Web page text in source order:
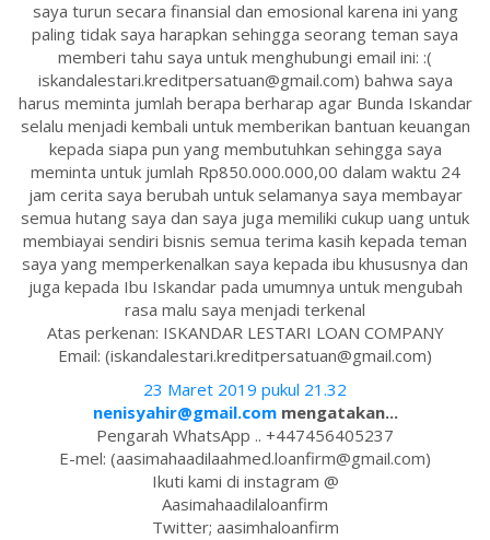
saya turun secara finansial dan emosional karena ini yang
paling tidak saya harapkan sehingga seorang teman saya
memberi tahu saya untuk menghubungi email ini: :(
iskandalestari.kreditpersatuan@gmail.com) bahwa saya
harus meminta jumlah berapa berharap agar Bunda Iskandar
selalu menjadi kembali untuk memberikan bantuan keuangan
kepada siapa pun yang membutuhkan sehingga saya
meminta untuk jumlah Rp850.000.000,00 dalam waktu 24
jam cerita saya berubah untuk selamanya saya membayar
semua hutang saya dan saya juga memiliki cukup uang untuk
membiayai sendiri bisnis semua terima kasih kepada teman
saya yang memperkenalkan saya kepada ibu khususnya dan
juga kepada Ibu Iskandar pada umumnya untuk mengubah
rasa malu saya menjadi terkenal
Atas perkenan: ISKANDAR LESTARI LOAN COMPANY
Email: (iskandalestari.kreditpersatuan@gmail.com)
23 Maret 2019 pukul 21.32
nenisyahir@gmail.commengatakan...
Pengarah WhatsApp .. +447456405237
E-mel: (aasimahaadilaahmed.loanfirm@gmail.com)
Ikuti kami di instagram @
Aasimahaadilaloanfirm
Twitter; aasimhaloanfirm